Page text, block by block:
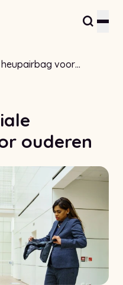
heupairbag voor
ouderen